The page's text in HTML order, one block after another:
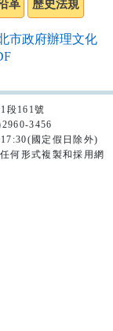
市政府辦理文化
段161號
3456
國定假日除外)
何形式複製和採用網